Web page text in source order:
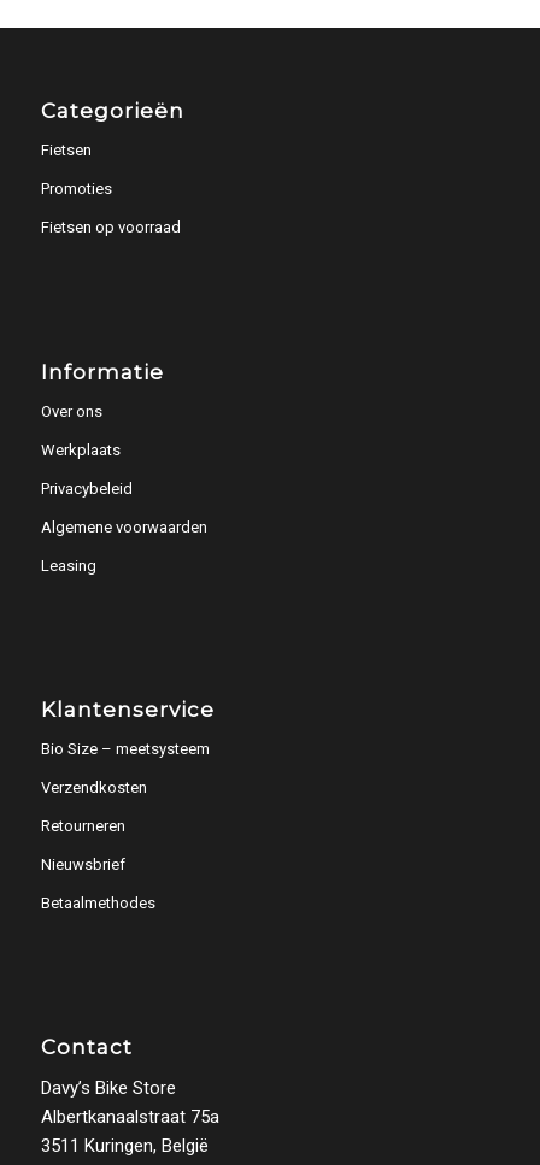
Categorieën
Fietsen
Promoties
Fietsen op voorraad
Informatie
Over ons
Werkplaats
Privacybeleid
Algemene voorwaarden
Leasing
Klantenservice
Bio Size – meetsysteem
Verzendkosten
Retourneren
Nieuwsbrief
Betaalmethodes
Contact
Davy’s Bike Store
Albertkanaalstraat 75a
3511 Kuringen, België